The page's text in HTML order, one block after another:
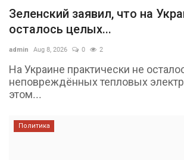
Зеленский заявил, что на
осталось целых...
admin Aug 8, 2026 0 2
На Украине практически не
неповреждённых тепловых
этом...
Политика